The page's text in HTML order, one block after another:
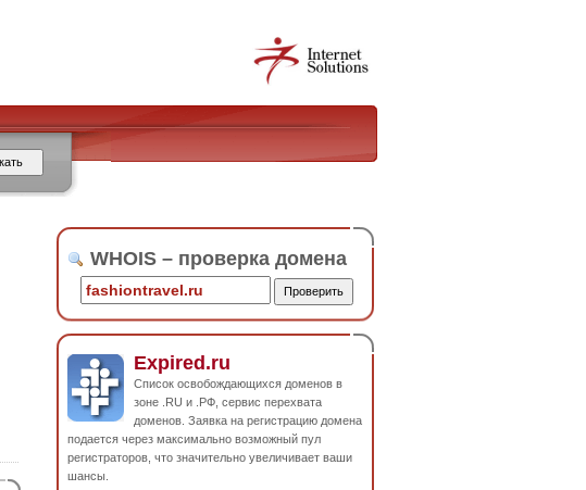
WHOIS – проверка домена
Expired.ru
Список освобождающихся доменов в
зоне .RU и .РФ, сервис перехвата
доменов. Заявка на регистрацию домена
подается через максимально возможный пул
регистраторов, что значительно увеличивает ваши
шансы.